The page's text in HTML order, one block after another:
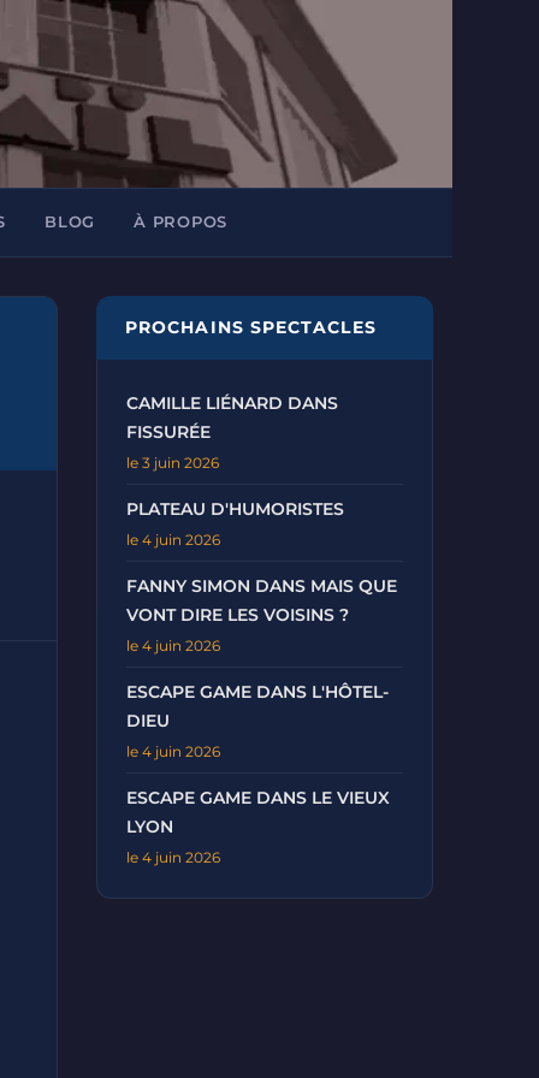
BLOG À PROPOS
PROCHAINS SPECTACLES
CAMILLE LIÉNARD DANS
FISSURÉE
le 3 juin 2026
PLATEAU D'HUMORISTES
le 4 juin 2026
FANNY SIMON DANS MAIS QUE
VONT DIRE LES VOISINS ?
le 4 juin 2026
ESCAPE GAME DANS L'HÔTEL-
DIEU
le 4 juin 2026
ESCAPE GAME DANS LE VIEUX
LYON
le 4 juin 2026